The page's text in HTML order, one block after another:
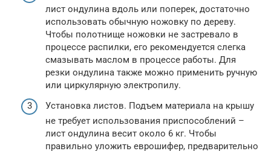
лист ондулина вдоль или поперек, достаточно
использовать обычную ножовку по дереву.
Чтобы полотнище ножовки не застревало в
процессе распилки, его рекомендуется слегка
смазывать маслом в процессе работы. Для
резки ондулина также можно применить ручную
или циркулярную электропилу.
Установка листов. Подъем материала на крышу
не требует использования приспособлений –
лист ондулина весит около 6 кг. Чтобы
правильно уложить еврошифер, предварительно